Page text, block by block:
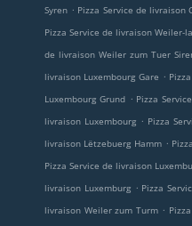
Syren . Pizza Service de livraison
Pizza Service de livraison Weiler-
de livraison Weiler zum Tuer
livraison Luxembourg Gare .
Luxembourg Grund . Pizza
livraison Luxembourg . Pizza
livraison Lëtzebuerg Hamm .
Pizza Service de livraison
livraison Luxemburg . Pizza
livraison Weiler zum Turm .